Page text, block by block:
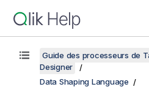
Guide des processeurs de
Designer
Data Shaping Language